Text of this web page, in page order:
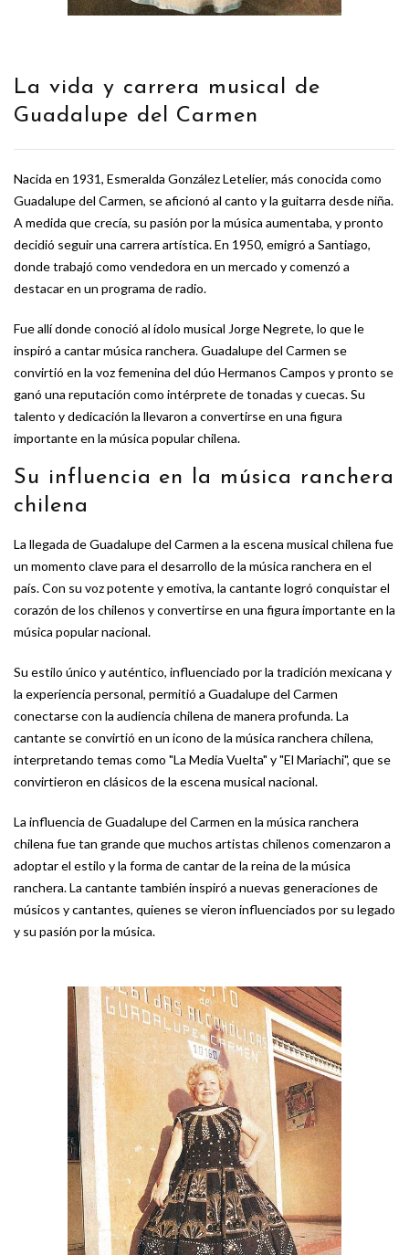
La vida y carrera musical de
Guadalupe del Carmen
Nacida en 1931, Esmeralda González Letelier, más conocida como
Guadalupe del Carmen, se aficionó al canto y la guitarra desde niña.
A medida que crecía, su pasión por la música aumentaba, y pronto
decidió seguir una carrera artística. En 1950, emigró a Santiago,
donde trabajó como vendedora en un mercado y comenzó a
destacar en un programa de radio.
Fue allí donde conoció al ídolo musical Jorge Negrete, lo que le
inspiró a cantar música ranchera. Guadalupe del Carmen se
convirtió en la voz femenina del dúo Hermanos Campos y pronto se
ganó una reputación como intérprete de tonadas y cuecas. Su
talento y dedicación la llevaron a convertirse en una figura
importante en la música popular chilena.
Su influencia en la música ranchera
chilena
La llegada de Guadalupe del Carmen a la escena musical chilena fue
un momento clave para el desarrollo de la música ranchera en el
país. Con su voz potente y emotiva, la cantante logró conquistar el
corazón de los chilenos y convertirse en una figura importante en la
música popular nacional.
Su estilo único y auténtico, influenciado por la tradición mexicana y
la experiencia personal, permitió a Guadalupe del Carmen
conectarse con la audiencia chilena de manera profunda. La
cantante se convirtió en un icono de la música ranchera chilena,
interpretando temas como "La Media Vuelta" y "El Mariachi", que se
convirtieron en clásicos de la escena musical nacional.
La influencia de Guadalupe del Carmen en la música ranchera
chilena fue tan grande que muchos artistas chilenos comenzaron a
adoptar el estilo y la forma de cantar de la reina de la música
ranchera. La cantante también inspiró a nuevas generaciones de
músicos y cantantes, quienes se vieron influenciados por su legado
y su pasión por la música.